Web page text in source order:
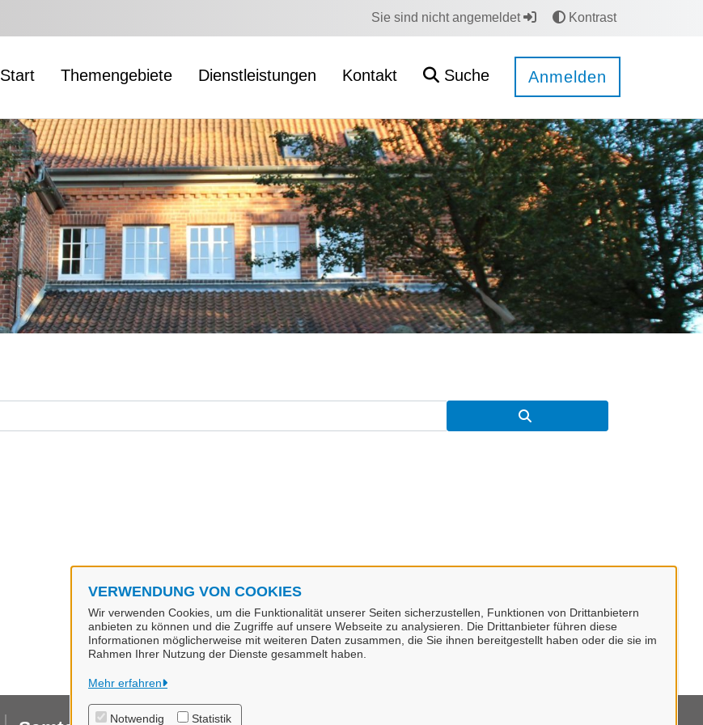
VERWENDUNG VON COOKIES
Wir verwenden Cookies, um die Funktionalität unserer Seiten sicherzustellen, Funktionen von Drittanbietern
anbieten zu können und die Zugriffe auf unsere Webseite zu analysieren. Die Drittanbieter führen diese
Informationen möglicherweise mit weiteren Daten zusammen, die Sie ihnen bereitgestellt haben oder die sie im
Rahmen Ihrer Nutzung der Dienste gesammelt haben.
Mehr erfahren
Notwendig Statistik
Sie sind nicht angemeldet Kontrast
Start Themengebiete Dienstleistungen Kontakt Suche Anmelden